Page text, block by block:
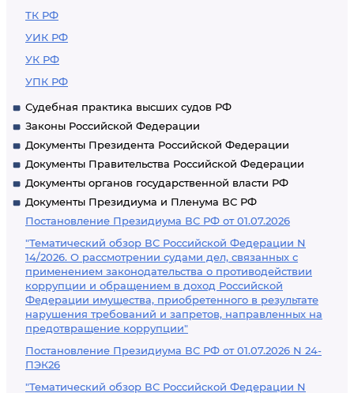
ТК РФ
УИК РФ
УК РФ
УПК РФ
Судебная практика высших судов РФ
Законы Российской Федерации
Документы Президента Российской Федерации
Документы Правительства Российской Федерации
Документы органов государственной власти РФ
Документы Президиума и Пленума ВС РФ
Постановление Президиума ВС РФ от 01.07.2026
"Тематический обзор ВС Российской Федерации N
14/2026. О рассмотрении судами дел, связанных с
применением законодательства о противодействии
коррупции и обращением в доход Российской
Федерации имущества, приобретенного в результате
нарушения требований и запретов, направленных на
предотвращение коррупции"
Постановление Президиума ВС РФ от 01.07.2026 N 24-
ПЭК26
"Тематический обзор ВС Российской Федерации N